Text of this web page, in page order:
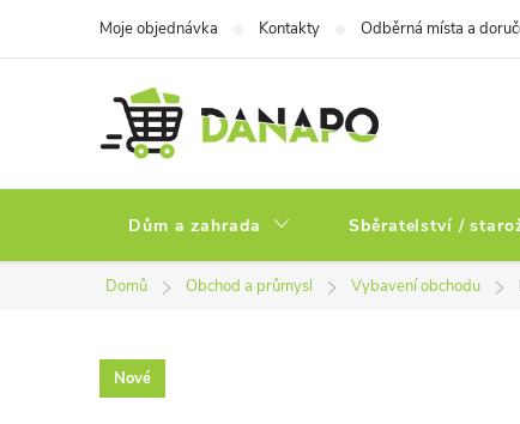
Moje objednávka Kontakty Odběrná místa a
Dům a zahrada Sběratelství /
Domů Obchod a průmysl Vybavení obchodu
Nové